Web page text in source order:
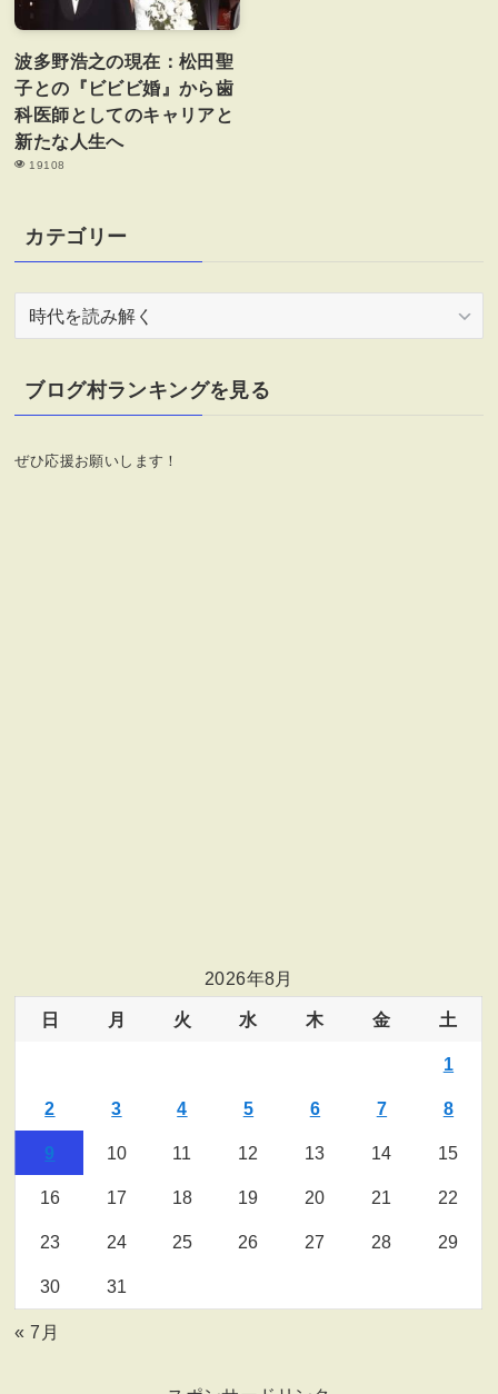
波多野浩之の現在：松田聖
子との『ビビビ婚』から歯
科医師としてのキャリアと
新たな人生へ
19108
カテゴリー
カ
リ
ー
ブログ村ランキングを見る
ぜひ応援お願いします！
2026年8月
日 月 火 水 木 金 土
1
2 3 4 5 6 7 8
9 10 11 12 13 14 15
16 17 18 19 20 21 22
23 24 25 26 27 28 29
30 31
« 7月